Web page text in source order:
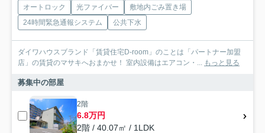
オートロック 光ファイバー
敷地内ごみ置き場
24時間緊急通報システム
公共下水
ダイワハウスブランド「賃貸住宅D-room」のことは「パートナー加盟
店」の賃貸のマサキへおまかせ！ 室内設備はエアコン・... もっと見る
募集中の部屋
2階
6.8万円
2階 / 40.07㎡ / 1LDK